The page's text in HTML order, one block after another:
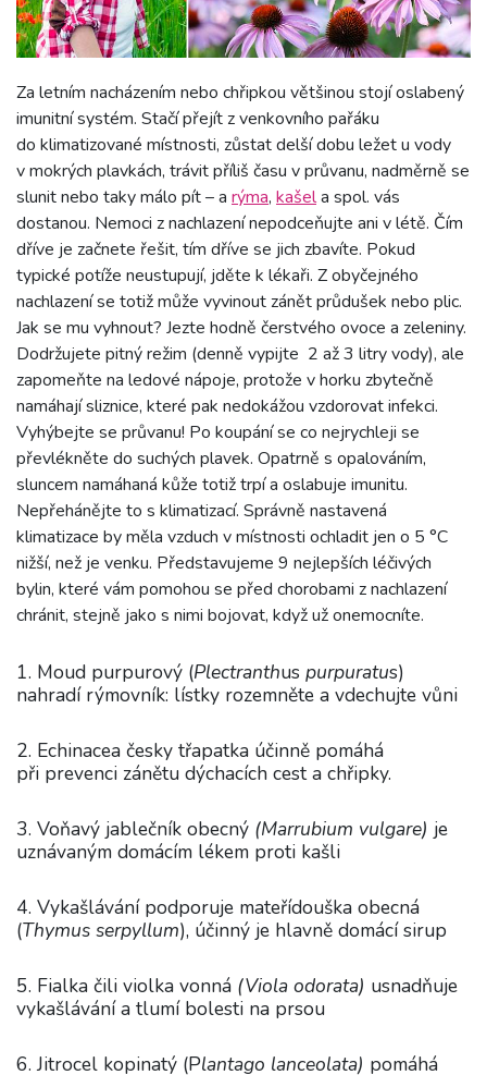
Za letním nacházením nebo chřipkou většinou stojí oslabený
imunitní systém. Stačí přejít z venkovního pařáku
do klimatizované místnosti, zůstat delší dobu ležet u vody
v mokrých plavkách, trávit příliš času v průvanu, nadměrně se
slunit nebo taky málo pít – a rýma, kašela spol. vás
dostanou. Nemoci z nachlazení nepodceňujte ani v létě. Čím
dříve je začnete řešit, tím dříve se jich zbavíte. Pokud
typické potíže neustupují, jděte k lékaři. Z obyčejného
nachlazení se totiž může vyvinout zánět průdušek nebo plic.
Jak se mu vyhnout? Jezte hodně čerstvého ovoce a zeleniny.
Dodržujete pitný režim (denně vypijte 2 až 3 litry vody), ale
zapomeňte na ledové nápoje, protože v horku zbytečně
namáhají sliznice, které pak nedokážou vzdorovat infekci.
Vyhýbejte se průvanu! Po koupání se co nejrychleji se
převlékněte do suchých plavek. Opatrně s opalováním,
sluncem namáhaná kůže totiž trpí a oslabuje imunitu.
Nepřehánějte to s klimatizací. Správně nastavená
klimatizace by měla vzduch v místnosti ochladit jen o 5 °C
nižší, než je venku. Představujeme 9 nejlepších léčivých
bylin, které vám pomohou se před chorobami z nachlazení
chránit, stejně jako s nimi bojovat, když už onemocníte.
1. Moud purpurový (Plectranthus purpuratus)
nahradí rýmovník: lístky rozemněte a vdechujte vůni
2. Echinacea česky třapatka účinně pomáhá
při prevenci zánětu dýchacích cest a chřipky.
3. Voňavý jablečník obecný (Marrubium vulgare) je
uznávaným domácím lékem proti kašli
4. Vykašlávání podporuje mateřídouška obecná
(Thymus serpyllum), účinný je hlavně domácí sirup
5. Fialka čili violka vonná (Viola odorata) usnadňuje
vykašlávání a tlumí bolesti na prsou
6. Jitrocel kopinatý (Plantago lanceolata) pomáhá